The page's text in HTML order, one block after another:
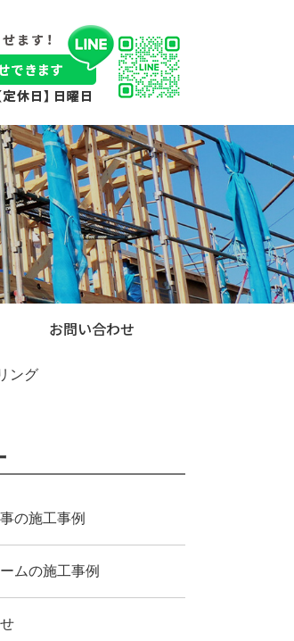
お問い合わせ
ング
の施工事例
ムの施工事例